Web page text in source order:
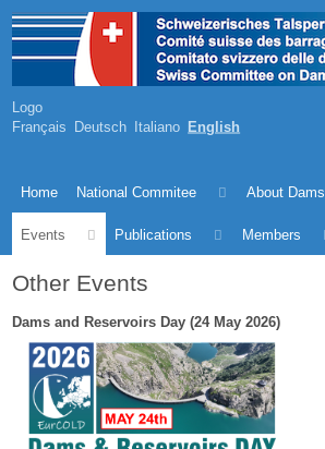
Logo
Français Deutsch Italiano English
Home National Commitee About Dams
Events Publications Members
Other Events
Dams and Reservoirs Day (24 May 2026)